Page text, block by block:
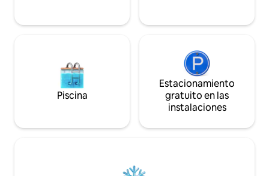
Piscina
Estacionamiento
gratuito en las
instalaciones